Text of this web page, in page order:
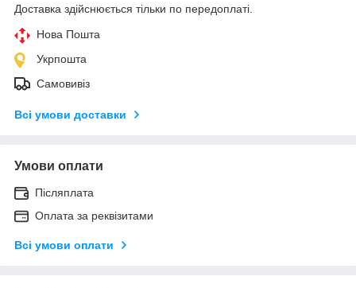
Доставка здійснюється тільки по передоплаті.
Нова Пошта
Укрпошта
Самовивіз
Всі умови доставки
Умови оплати
Післяплата
Оплата за реквізитами
Всі умови оплати